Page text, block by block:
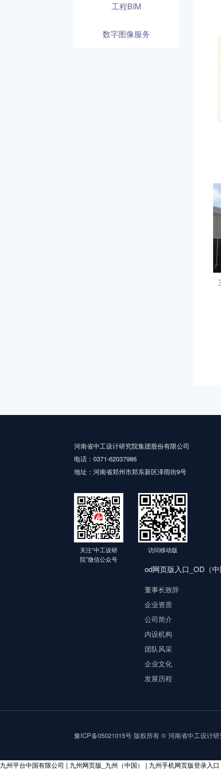
工程BIM
数字图像服务
河南省中工设计研究院集团股份有限公司
电话：0371-62037986
地址：河南省郑州市郑东新区泽雨街9号
关注“中工设研
院”微信公众号
访问移动版
od网页版入口_OD（
董事长致辞
企业资质
公司简介
内设机构
团队风采
企业文化
发展历程
豫ICP备05021015号 版权所有 © 河南省中工设计
九州平台中国有限公司 | 九州网页版_九州（中国） | 九州手机网页版登录入口